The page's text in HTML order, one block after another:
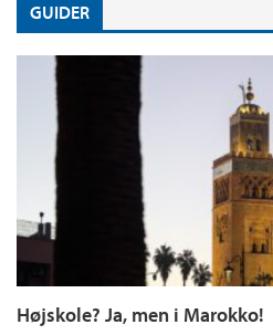
GUIDER
Højskole? Ja, men i Marokko!